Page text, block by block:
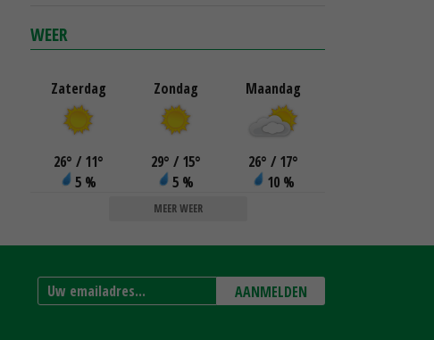
WEER
Zaterdag
26° / 11°
5 %
Zondag
29° / 15°
5 %
Maandag
26° / 17°
10 %
MEER WEER
AANMELDEN